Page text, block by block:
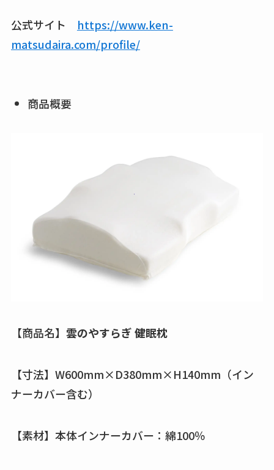
公式サイト https://www.ken-
matsudaira.com/profile/
商品概要
【商品名】 雲のやすらぎ 健眠枕
【寸法】W600mm×D380mm×H140mm（イン
ナーカバー含む）
【素材】本体インナーカバー：綿100％